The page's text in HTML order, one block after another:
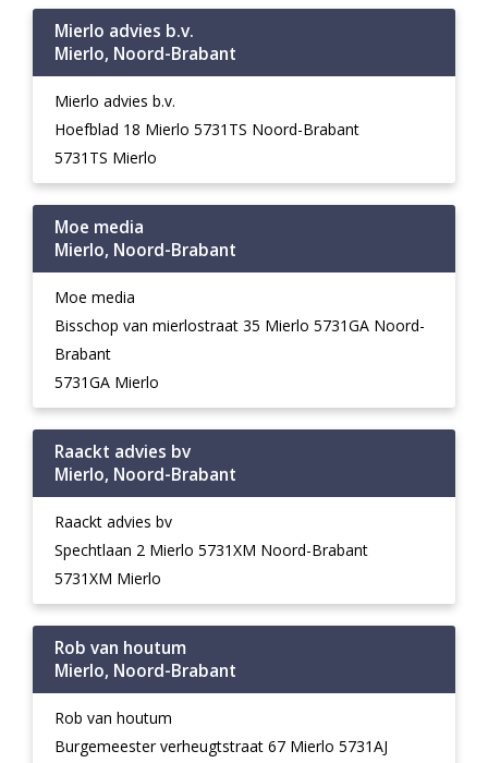
Mierlo advies b.v.
Mierlo, Noord-Brabant
Mierlo advies b.v.
Hoefblad 18 Mierlo 5731TS Noord-Brabant
5731TS Mierlo
Moe media
Mierlo, Noord-Brabant
Moe media
Bisschop van mierlostraat 35 Mierlo 5731GA Noord-
Brabant
5731GA Mierlo
Raackt advies bv
Mierlo, Noord-Brabant
Raackt advies bv
Spechtlaan 2 Mierlo 5731XM Noord-Brabant
5731XM Mierlo
Rob van houtum
Mierlo, Noord-Brabant
Rob van houtum
Burgemeester verheugtstraat 67 Mierlo 5731AJ